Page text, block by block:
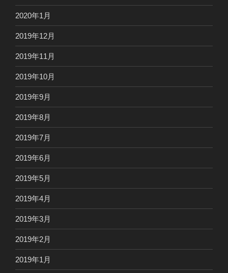
2020年1月
2019年12月
2019年11月
2019年10月
2019年9月
2019年8月
2019年7月
2019年6月
2019年5月
2019年4月
2019年3月
2019年2月
2019年1月